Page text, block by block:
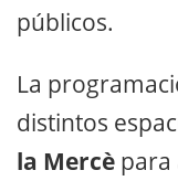
públicos.
La
distintos
la Mercè para